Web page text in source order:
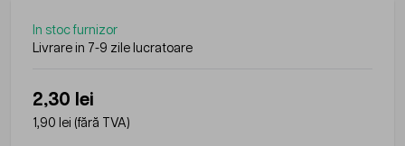
In stoc furnizor
Livrare in 7-9 zile lucratoare
2,30 lei
1,90 lei (fără TVA)